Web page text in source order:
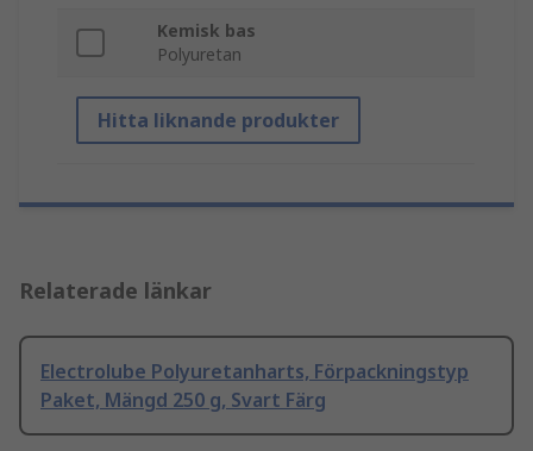
Kemisk bas
Polyuretan
Hitta liknande produkter
Relaterade länkar
Electrolube Polyuretanharts, Förpackningstyp
Paket, Mängd 250 g, Svart Färg